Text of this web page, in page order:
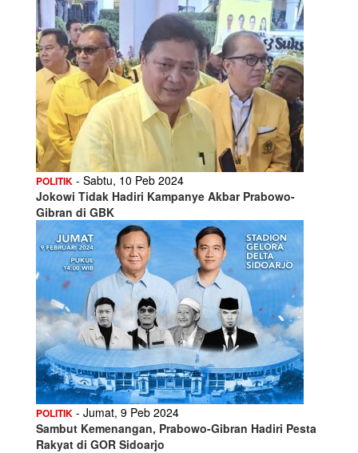
POLITIK - Sabtu, 10 Peb 2024
Jokowi Tidak Hadiri Kampanye Akbar Prabowo-
Gibran di GBK
POLITIK - Jumat, 9 Peb 2024
Sambut Kemenangan, Prabowo-Gibran Hadiri Pesta
Rakyat di GOR Sidoarjo